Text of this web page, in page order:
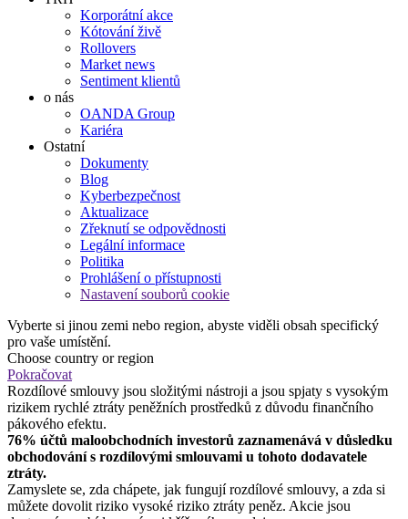
Korporátní akce
Kótování živě
Rollovers
Market news
Sentiment klientů
o nás
OANDA Group
Kariéra
Ostatní
Dokumenty
Blog
Kyberbezpečnost
Aktualizace
Zřeknutí se odpovědnosti
Legální informace
Politika
Prohlášení o přístupnosti
Nastavení souborů cookie
Vyberte si jinou zemi nebo region, abyste viděli obsah specifický
pro vaše umístění.
Choose country or region
Pokračovat
Rozdílové smlouvy jsou složitými nástroji a jsou spjaty s vysokým
rizikem rychlé ztráty peněžních prostředků z důvodu finančního
pákového efektu.
76% účtů maloobchodních investorů zaznamenává v důsledku
obchodování s rozdílovými smlouvami u tohoto dodavatele
ztráty.
Zamyslete se, zda chápete, jak fungují rozdílové smlouvy, a zda si
můžete dovolit riziko vysoké riziko ztráty peněz. Akcie jsou